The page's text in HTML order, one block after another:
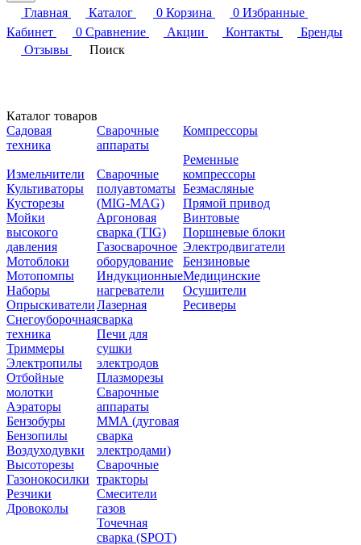
Главная Каталог 0 Корзина 0 Избранные
Кабинет
0 Сравнение Акции Контакты
Бренды
Отзывы
Поиск
Каталог товаров
Садовая
техника
Измельчители
Культиваторы
Кусторезы
Мойки
высокого
давления
Мотоблоки
Мотопомпы
Наборы
Опрыскиватели
Снегоуборочная
техника
Триммеры
Электропилы
Отбойные
молотки
Аэраторы
Бензобуры
Бензопилы
Воздуходувки
Высоторезы
Газонокосилки
Резчики
Дровоколы
Сварочные
аппараты
Сварочные
полуавтоматы
(MIG-MAG)
Аргоновая
сварка (TIG)
Газосварочное
оборудование
Индукционные
нагреватели
Лазерная
сварка
Печи для
сушки
электродов
Плазморезы
Сварочные
аппараты
ММА (дуговая
сварка
электродами)
Сварочные
тракторы
Смесители
газов
Точечная
сварка (SPOT)
Компрессоры
Ременные
компрессоры
Безмасляные
Прямой привод
Винтовые
Поршневые блоки
Электродвигатели
Бензиновые
Медицинские
Осушители
Ресиверы